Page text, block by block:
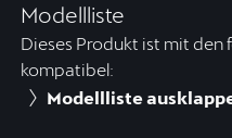
Modellliste
Dieses Produkt ist mit den
kompatibel:
Modellliste